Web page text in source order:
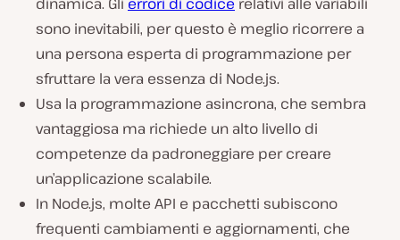
sono inevitabili, per questo è meglio ricorrere a
una persona esperta di programmazione per
sfruttare la vera essenza di Node.js.
Usa la programmazione asincrona, che sembra
vantaggiosa ma richiede un alto livello di
competenze da padroneggiare per creare
un’applicazione scalabile.
In Node.js, molte API e pacchetti subiscono
frequenti cambiamenti e aggiornamenti, che